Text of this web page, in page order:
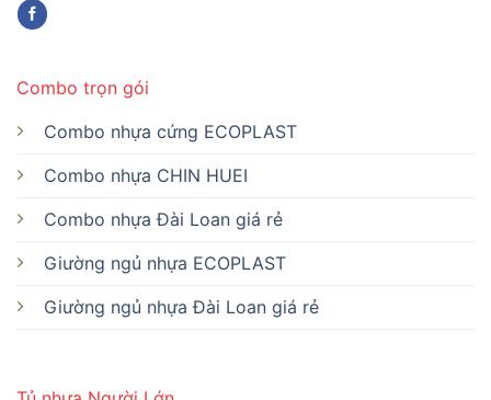
Combo trọn gói
Combo nhựa cứng ECOPLAST
Combo nhựa CHIN HUEI
Combo nhựa Đài Loan giá rẻ
Giường ngủ nhựa ECOPLAST
Giường ngủ nhựa Đài Loan giá rẻ